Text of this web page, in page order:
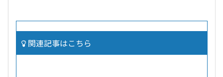
関連記事はこちら